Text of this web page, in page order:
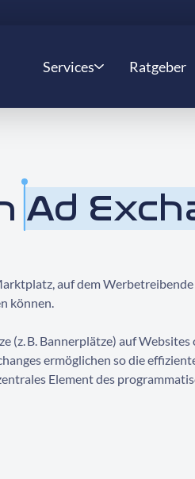
Services Ratgeber
Ad
auf dem
können.
(z. B. Bannerplätze) auf
ermöglichen so die
Element des